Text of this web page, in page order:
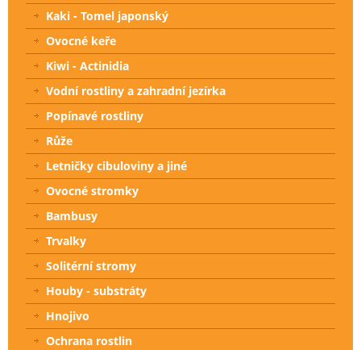
Kaki - Tomel japonský
Ovocné keře
Kiwi - Actinidia
Vodní rostliny a zahradní jezírka
Popínavé rostliny
Růže
Letničky cibuloviny a jiné
Ovocné stromky
Bambusy
Trvalky
Solitérní stromy
Houby - substráty
Hnojivo
Ochrana rostlin